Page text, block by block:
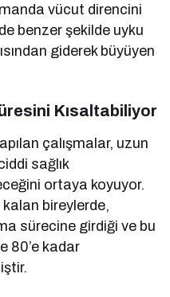
vücut direncini
benzer şekilde uyku
giderek büyüyen
Kısaltabiliyor
çalışmalar, uzun
sağlık
ortaya koyuyor.
bireylerde,
sürecine girdiği ve bu
80’e kadar